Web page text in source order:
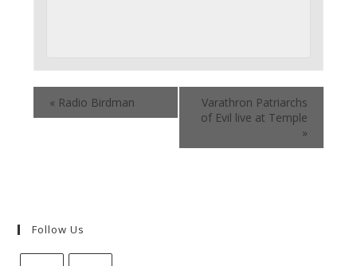
« Radio Birdman
Varathron Patriarchs
of Evil live at Temple
»
Follow Us